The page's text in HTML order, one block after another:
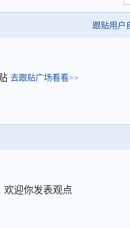
跟贴用户
去跟贴广场看看>>
欢迎你发表观点